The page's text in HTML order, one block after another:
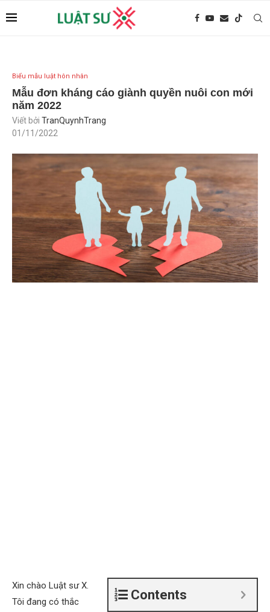
Biểu mẫu luật hôn nhân
Mẫu đơn kháng cáo giành quyền nuôi con mới
năm 2022
Viết bởi TranQuynhTrang
01/11/2022
Contents
Xin chào Luật sư X.
Tôi đang có thắc